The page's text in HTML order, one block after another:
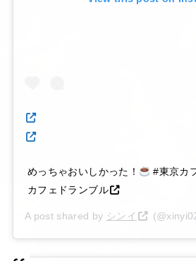
めっちゃおいしかった！
#東京カ
カフェドランブル
A post shared by シンイ